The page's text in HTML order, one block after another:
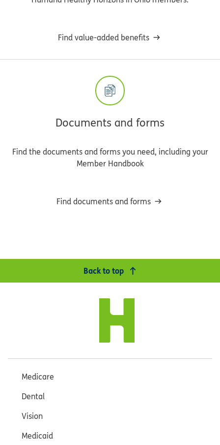
Find value-added benefits
Documents and forms
Find the documents and forms you need, including your
Member Handbook
Find documents and forms
Back to top
Medicare
Dental
Vision
Medicaid